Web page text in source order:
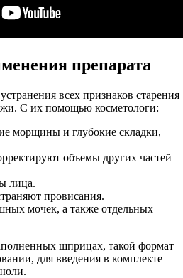
препарата
всех признаков старения
С их помощью косметологи:
морщины и глубокие складки,
объемы других частей
лица.
провисания.
мочек, а также отдельных
шприцах, такой формат
для введения в комплекте